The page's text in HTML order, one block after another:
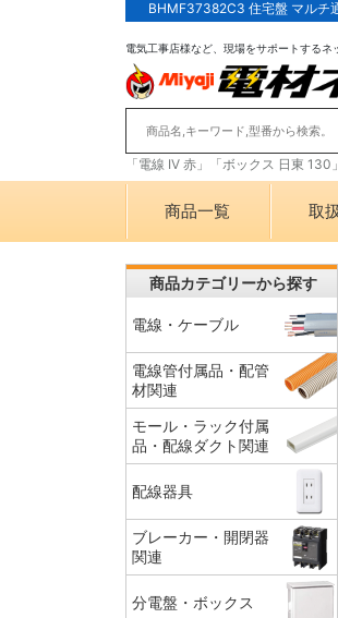
BHMF37382C3 住宅盤 マルチ
電気工事店様など、現場をサポートするネ
「電線 IV 赤」「ボックス 日東
商品一覧 取
商品カテゴリーから探す
電線・ケーブル
電線管付属品・配管
材関連
モール・ラック付属
品・配線ダクト関連
配線器具
ブレーカー・開閉器
関連
分電盤・ボックス